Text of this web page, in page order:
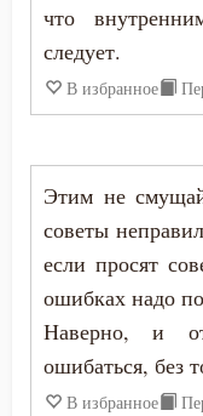
Церковь
Чудо
что
следует.
В избранное
Этим не
советы
если просят
ошибках надо
Наверно, и
ошибаться, без
В избранное